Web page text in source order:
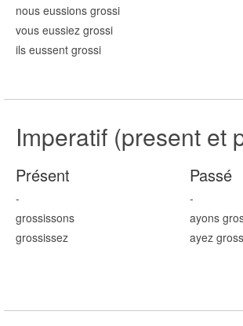
nous eussions grossi
vous eussiez grossi
ils eussent grossi
Imperatif (present et
Présent
-
grossissons
grossissez
Passé
-
ayons
ayez gross